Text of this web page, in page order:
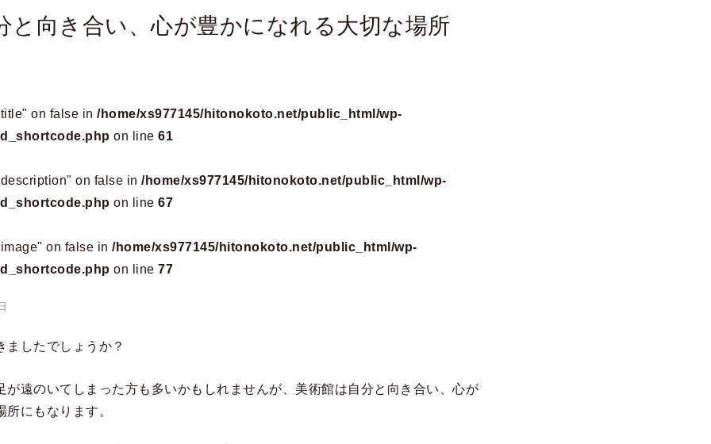
と向き合い、心が豊かになれる大切な場所
on false in /home/xs977145/hitonokoto.net/public_html/wp-
on line 61
on false in /home/xs977145/hitonokoto.net/public_html/wp-
on line 67
on false in /home/xs977145/hitonokoto.net/public_html/wp-
on line 77
ましたでしょうか？
が遠のいてしまった方も多いかもしれませんが、美術館は自分と向き合い、心が
にもなります。